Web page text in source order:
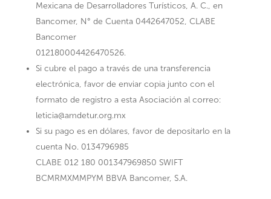
Mexicana de Desarrolladores Turísticos, A. C., en
Bancomer, N° de Cuenta 0442647052, CLABE
Bancomer
012180004426470526.
Si cubre el pago a través de una transferencia
electrónica, favor de enviar copia junto con el
formato de registro a esta Asociación al correo:
leticia@amdetur.org.mx
Si su pago es en dólares, favor de depositarlo en la
cuenta No. 0134796985
CLABE 012 180 001347969850 SWIFT
BCMRMXMMPYM BBVA Bancomer, S.A.